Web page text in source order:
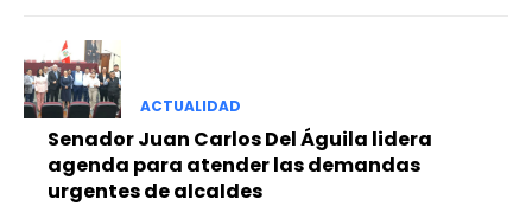
ACTUALIDAD
Senador Juan Carlos Del Águila lidera
agenda para atender las demandas
urgentes de alcaldes